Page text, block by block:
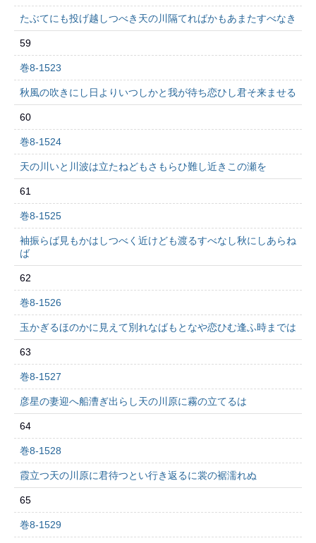
たぶてにも投げ越しつべき天の川隔てればかもあまたすべなき
59
巻8-1523
秋風の吹きにし日よりいつしかと我が待ち恋ひし君そ来ませる
60
巻8-1524
天の川いと川波は立たねどもさもらひ難し近きこの瀬を
61
巻8-1525
袖振らば見もかはしつべく近けども渡るすべなし秋にしあらね
ば
62
巻8-1526
玉かぎるほのかに見えて別れなばもとなや恋ひむ逢ふ時までは
63
巻8-1527
彦星の妻迎へ船漕ぎ出らし天の川原に霧の立てるは
64
巻8-1528
霞立つ天の川原に君待つとい行き返るに裳の裾濡れぬ
65
巻8-1529